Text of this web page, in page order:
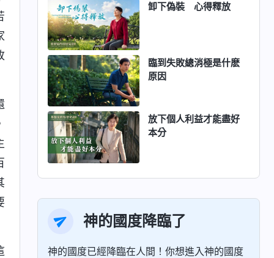
卸下偽裝 心得釋放
臨到失敗總消極是什麽
原因
放下個人利益才能盡好
本分
神的國度降臨了
神的國度已經降臨在人間！你想進入神的國度